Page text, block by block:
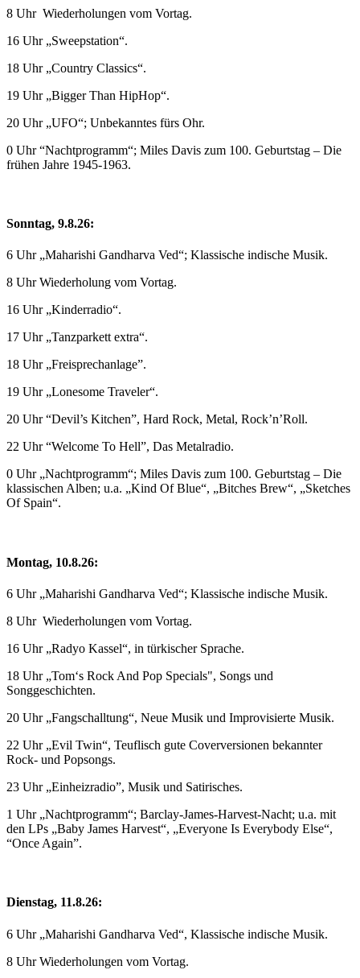
8 Uhr Wiederholungen vom Vortag.
16 Uhr „Sweepstation“.
18 Uhr „Country Classics“.
19 Uhr „Bigger Than HipHop“.
20 Uhr „UFO“; Unbekanntes fürs Ohr.
0 Uhr “Nachtprogramm“; Miles Davis zum 100. Geburtstag – Die
frühen Jahre 1945-1963.
Sonntag, 9.8.26:
6 Uhr „Maharishi Gandharva Ved“; Klassische indische Musik.
8 Uhr Wiederholung vom Vortag.
16 Uhr „Kinderradio“.
17 Uhr „Tanzparkett extra“.
18 Uhr „Freisprechanlage”.
19 Uhr „Lonesome Traveler“.
20 Uhr “Devil’s Kitchen”, Hard Rock, Metal, Rock’n’Roll.
22 Uhr “Welcome To Hell”, Das Metalradio.
0 Uhr „Nachtprogramm“; Miles Davis zum 100. Geburtstag – Die
klassischen Alben; u.a. „Kind Of Blue“, „Bitches Brew“, „Sketches
Of Spain“.
Montag, 10.8.26:
6 Uhr „Maharishi Gandharva Ved“; Klassische indische Musik.
8 Uhr Wiederholungen vom Vortag.
16 Uhr „Radyo Kassel“, in türkischer Sprache.
18 Uhr „Tom‘s Rock And Pop Specials", Songs und
Songgeschichten.
20 Uhr „Fangschalltung“, Neue Musik und Improvisierte Musik.
22 Uhr „Evil Twin“, Teuflisch gute Coverversionen bekannter
Rock- und Popsongs.
23 Uhr „Einheizradio”, Musik und Satirisches.
1 Uhr „Nachtprogramm“; Barclay-James-Harvest-Nacht; u.a. mit
den LPs „Baby James Harvest“, „Everyone Is Everybody Else“,
“Once Again”.
Dienstag, 11.8.26:
6 Uhr „Maharishi Gandharva Ved“, Klassische indische Musik.
8 Uhr Wiederholungen vom Vortag.